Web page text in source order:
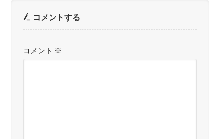
コメントする
コメント ※